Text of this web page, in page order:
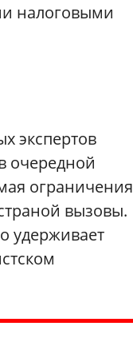
налоговыми
экспертов
очередной
ограничения
вызовы.
удерживает